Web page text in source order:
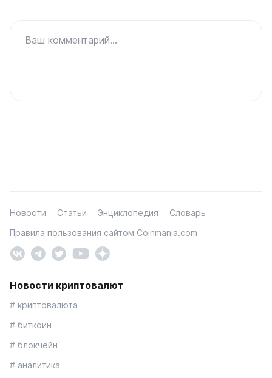
Ваш комментарий...
Новости Статьи Энциклопедия
Словарь
Правила пользования сайтом Coinmania.com
Новости криптовалют
# криптовалюта
# биткоин
# блокчейн
# аналитика